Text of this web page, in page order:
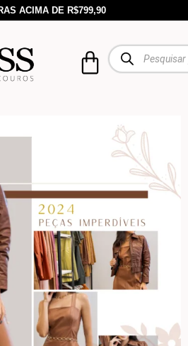
ACIMA DE R$799,90